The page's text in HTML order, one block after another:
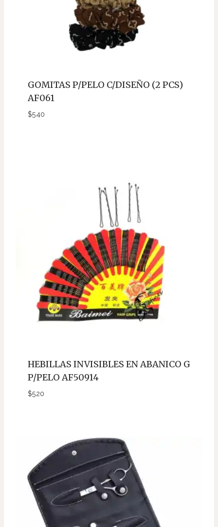
GOMITAS P/PELO C/DISEÑO (2 PCS)
AF061
$540
HEBILLAS INVISIBLES EN ABANICO G
P/PELO AF50914
$520